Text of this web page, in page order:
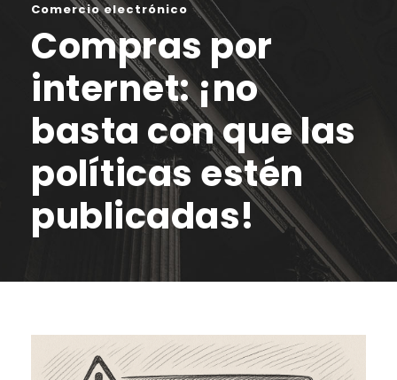
Comercio electrónico
Compras por
internet: ¡no
basta con que las
políticas estén
publicadas!